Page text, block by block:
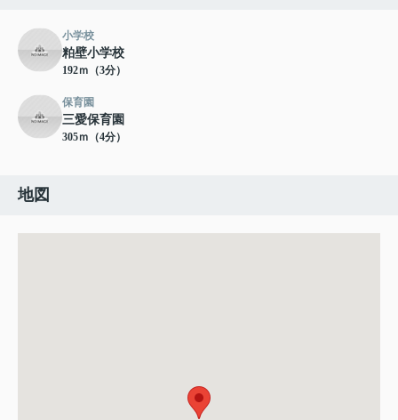
小学校
粕壁小学校
192ｍ（3分）
保育園
三愛保育園
305ｍ（4分）
地図